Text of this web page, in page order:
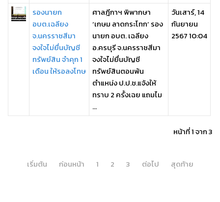
รองนายก
อบต.เฉลียง
จ.นครราชสีมา
จงใจไม่ยื่นบัญชี
ทรัพย์สิน จำคุก 1
เดือน ให้รอลงโทษ
ศาลฎีกาฯ พิพากษา
‘เกษม ลาดกระโทก’ รอง
นายก อบต. เฉลียง
อ.ครบุรี จ.นครราชสีมา
จงใจไม่ยื่นบัญชี
ทรัพย์สินตอนพ้น
ตำแหน่ง ป.ป.ช.แจ้งให้
ทราบ 2 ครั้งเฉย แถมไม
...
วันเสาร์, 14
กันยายน
2567 10:04
หน้าที่ 1 จาก 3
เริ่มต้น ก่อนหน้า 1 2 3 ต่อไป สุดท้าย